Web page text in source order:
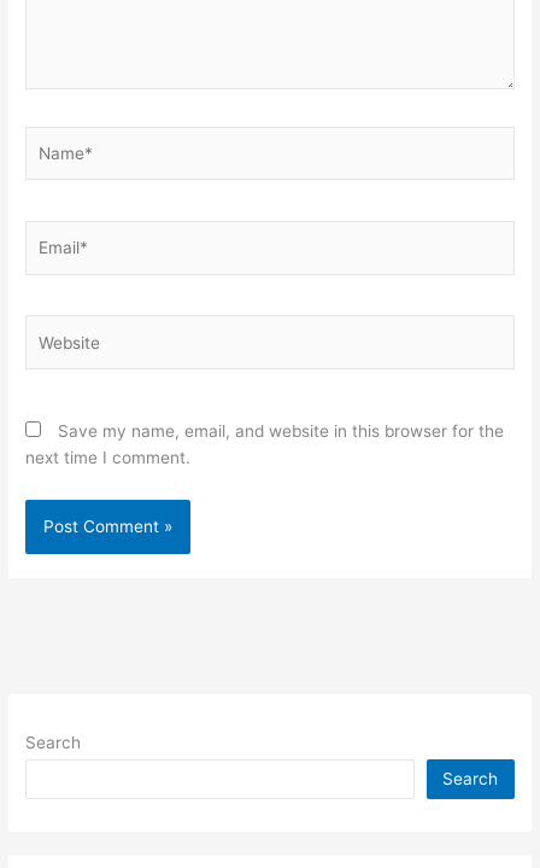
Save my name, email, and website in this browser for the
next time I comment.
Search
Search